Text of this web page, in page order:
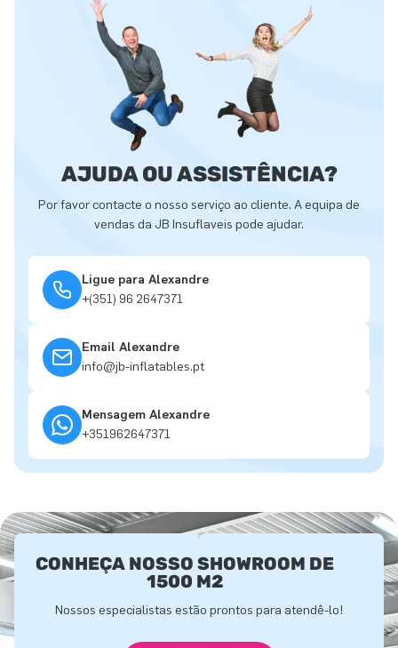
AJUDA OU ASSISTÊNCIA?
Por favor contacte o nosso serviço ao cliente. A equipa de
vendas da JB Insuflaveis pode ajudar.
Ligue para Alexandre
+(351) 96 2647371
Email Alexandre
info@jb-inflatables.pt
Mensagem Alexandre
+351962647371
CONHEÇA NOSSO SHOWROOM DE
1500 M2
Nossos especialistas estão prontos para atendê-lo!